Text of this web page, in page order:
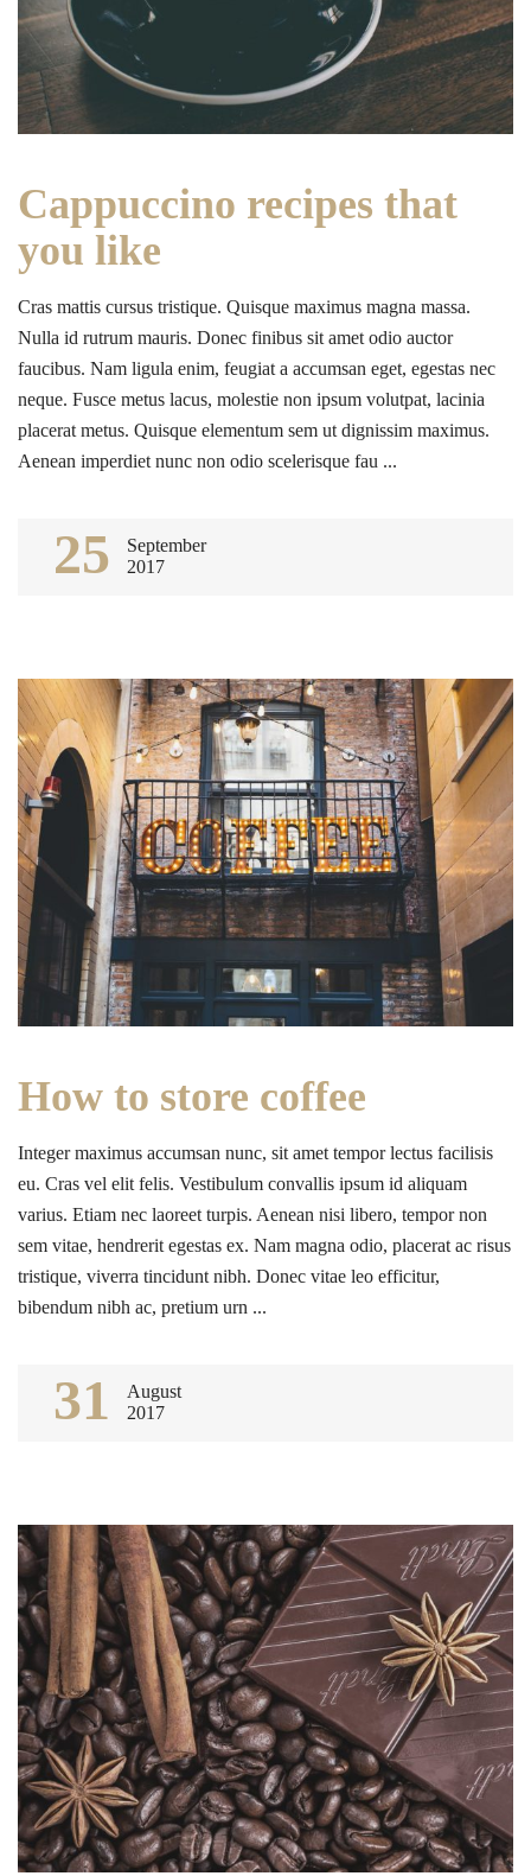
Cappuccino recipes that
you like
Cras mattis cursus tristique. Quisque maximus magna massa.
Nulla id rutrum mauris. Donec finibus sit amet odio auctor
faucibus. Nam ligula enim, feugiat a accumsan eget, egestas nec
neque. Fusce metus lacus, molestie non ipsum volutpat, lacinia
placerat metus. Quisque elementum sem ut dignissim maximus.
Aenean imperdiet nunc non odio scelerisque fau ...
25
September
2017
How to store coffee
Integer maximus accumsan nunc, sit amet tempor lectus facilisis
eu. Cras vel elit felis. Vestibulum convallis ipsum id aliquam
varius. Etiam nec laoreet turpis. Aenean nisi libero, tempor non
sem vitae, hendrerit egestas ex. Nam magna odio, placerat ac risus
tristique, viverra tincidunt nibh. Donec vitae leo efficitur,
bibendum nibh ac, pretium urn ...
31
August
2017